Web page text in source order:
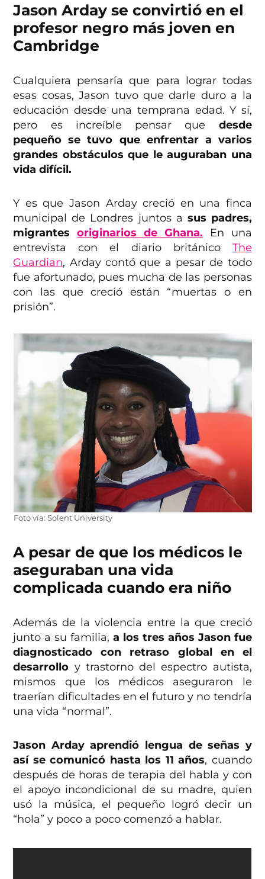
Jason Arday se convirtió en el
profesor negro más joven en
Cambridge
Cualquiera pensaría que para lograr todas
esas cosas, Jason tuvo que darle duro a la
educación desde una temprana edad. Y sí,
pero es increíble pensar que desde
pequeño se tuvo que enfrentar a varios
grandes obstáculos que le auguraban una
vida difícil.
Y es que Jason Arday creció en una finca
municipal de Londres juntos a sus padres,
migrantesoriginarios de Ghana.
En una
entrevista con el diario británico The
Guardian, Arday contó que a pesar de todo
fue afortunado, pues mucha de las personas
con las que creció están “muertas o en
prisión”.
Foto vía: Solent University
A pesar de que los médicos le
aseguraban una vida
complicada cuando era niño
Además de la violencia entre la que creció
junto a su familia, a los tres años Jason fue
diagnosticado con retraso global en el
desarrollo y trastorno del espectro autista,
mismos que los médicos aseguraron le
traerían dificultades en el futuro y no tendría
una vida “normal”.
Jason Arday aprendió lengua de señas y
así se comunicó hasta los 11 años, cuando
después de horas de terapia del habla y con
el apoyo incondicional de su madre, quien
usó la música, el pequeño logró decir un
“hola” y poco a poco comenzó a hablar.